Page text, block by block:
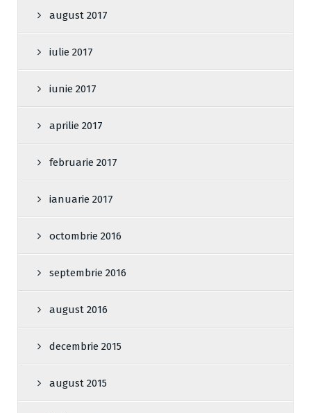
august 2017
iulie 2017
iunie 2017
aprilie 2017
februarie 2017
ianuarie 2017
octombrie 2016
septembrie 2016
august 2016
decembrie 2015
august 2015